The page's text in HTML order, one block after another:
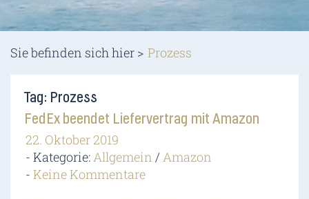
Sie befinden sich hier > Prozess
Tag: Prozess
FedEx beendet Liefervertrag mit Amazon
22. Oktober 2019
Kategorie: Allgemein / Amazon
Keine Kommentare